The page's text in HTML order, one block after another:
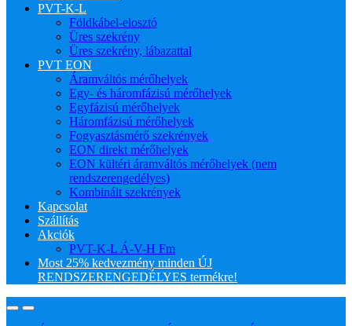
PVT-K-L
Földkábel-elosztó
Üres szekrény
Üres szekrény, lábazattal
PVT EON
Áramváltós mérőhelyek
Egy- és háromfázisú mérőhelyek
Egyfázisú mérőhelyek
Háromfázisú mérőhelyek
Fogyasztásmérő szekrények
EON direkt mérőhelyek
EON kültéri áramváltós mérőhelyek (nem
rendszerengedélyes)
Kombinált szekrények
Kapcsolat
Szállítás
Akciók
PVT-K-L Á-V-H Fm
Most 25% kedvezmény minden ÚJ
RENDSZERENGEDÉLYES termékre!